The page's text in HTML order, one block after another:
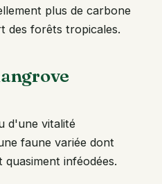
plus de carbone
des forêts tropicales.
d'une vitalité
faune variée dont
inféodées.